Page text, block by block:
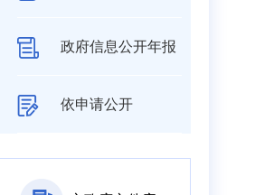
政府信息公开年报
依申请公开